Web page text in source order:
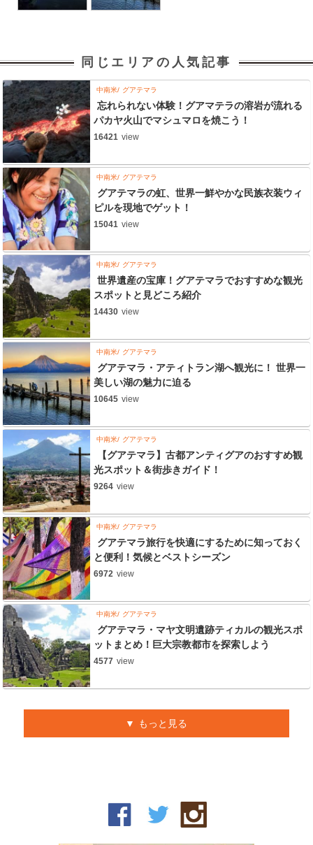
同じエリアの人気記事
中南米 グアテマラ
忘れられない体験！グアマテラの溶岩が流れる
パカヤ火山でマシュマロを焼こう！
16421 view
中南米 グアテマラ
グアテマラの虹、世界一鮮やかな民族衣装ウィ
ピルを現地でゲット！
15041 view
中南米 グアテマラ
世界遺産の宝庫！グアテマラでおすすめな観光
スポットと見どころ紹介
14430 view
中南米 グアテマラ
グアテマラ・アティトラン湖へ観光に！ 世界一
美しい湖の魅力に迫る
10645 view
中南米 グアテマラ
【グアテマラ】古都アンティグアのおすすめ観
光スポット＆街歩きガイド！
9264 view
中南米 グアテマラ
グアテマラ旅行を快適にするために知っておく
と便利！気候とベストシーズン
6972 view
中南米 グアテマラ
グアテマラ・マヤ文明遺跡ティカルの観光スポ
ットまとめ！巨大宗教都市を探索しよう
4577 view
もっと見る